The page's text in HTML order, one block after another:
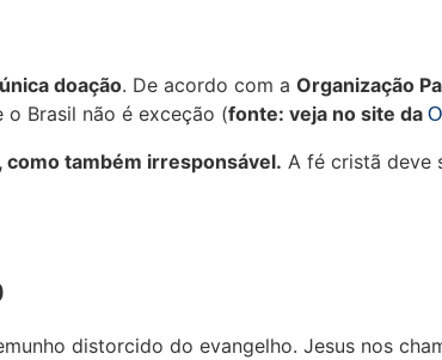
doação. De acordo com a Organização
Brasil não é exceção (fonte: veja no site da
como também irresponsável. A fé cristã deve
distorcido do evangelho. Jesus nos